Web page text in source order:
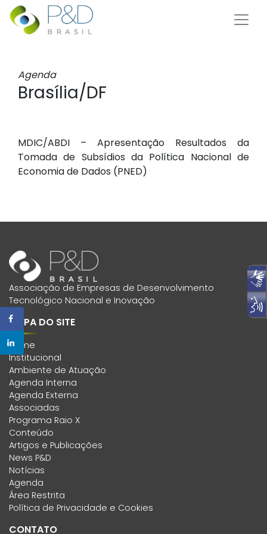
Agenda
Brasília/DF
MDIC/ABDI – Apresentação Resultados da
Tomada de Subsídios da Política Nacional de
Economia de Dados (PNED)
Associação de Empresas de Desenvolvimento
Tecnológico Nacional e Inovação
MAPA DO SITE
Home
Institucional
Ambiente de Atuação
Agenda Interna
Agenda Externa
Associadas
Programa Raio X
Conteúdo
Artigos e Publicações
News P&D
Notícias
Agenda
Área Restrita
Política de Privacidade e Cookies
CONTATO